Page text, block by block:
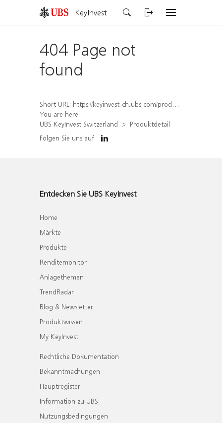
KeyInvest
404 Page not
found
Short URL: https://keyinvest-ch.ubs.com/produkt/detail/index/isin/CH1580505985
You are here:
UBS KeyInvest Switzerland
Produktdetail
Folgen Sie uns auf
Entdecken Sie UBS KeyInvest
Home
Märkte
Produkte
Renditemonitor
Anlagethemen
TrendRadar
Blog & Newsletter
Produktwissen
My KeyInvest
Rechtliche Dokumentation
Bekanntmachungen
Hauptregister
Information zu UBS
Nutzungsbedingungen